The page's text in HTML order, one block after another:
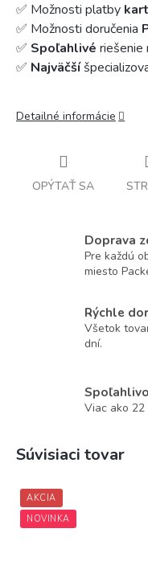
✅ Možnosti platby
✅ Možnosti doručenia
✅ Spoľahlivé riešenie
✅ Najväčší
Detailné informácie
OPÝTAŤ SA
Doprava
Pre každú
miesto
Rýchle
Všetok
dní.
Viac ako 22
Súvisiaci tovar
AKCIA
NOVINKA